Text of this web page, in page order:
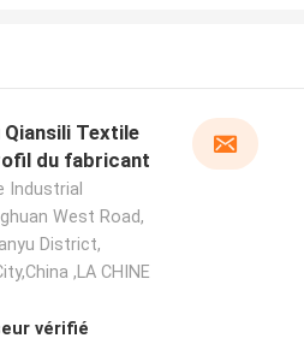
Qiansili Textile
du fabricant
Industrial
West Road,
District,
,LA CHINE
vérifié